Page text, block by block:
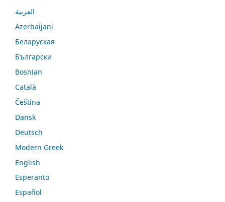
العربية
Azerbaijani
Беларуская
Български
Bosnian
Català
Čeština
Dansk
Deutsch
Modern Greek
English
Esperanto
Español